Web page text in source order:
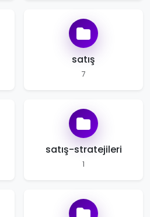
satış
7
satış-stratejileri
1